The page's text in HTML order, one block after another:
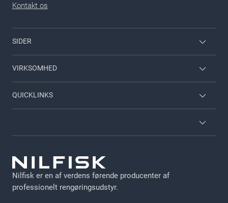
Kontakt os
SIDER
Nilfisk til hjemmet
Viper
VIRKSOMHED
Om Nilfisk
QUICKLINKS
Kataloger
Jobs
GDPR
Persondata politik
Nilfisk er en af verdens førende producenter af
professionelt rengøringsudstyr.